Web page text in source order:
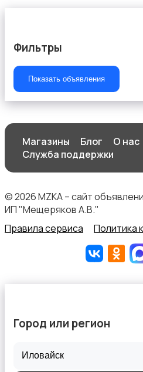
Фильтры
Показать объявления
Магазины Блог
О нас
Служба поддержки
© 2026 MZKA – сайт
ИП "Мещеряков А.В."
Правила сервиса
Политика
Город или регион